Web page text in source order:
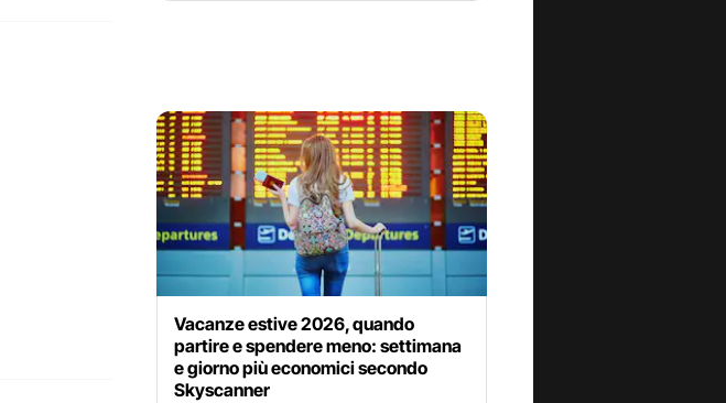
Vacanze estive 2026, quando
partire e spendere meno: settimana
e giorno più economici secondo
Skyscanner